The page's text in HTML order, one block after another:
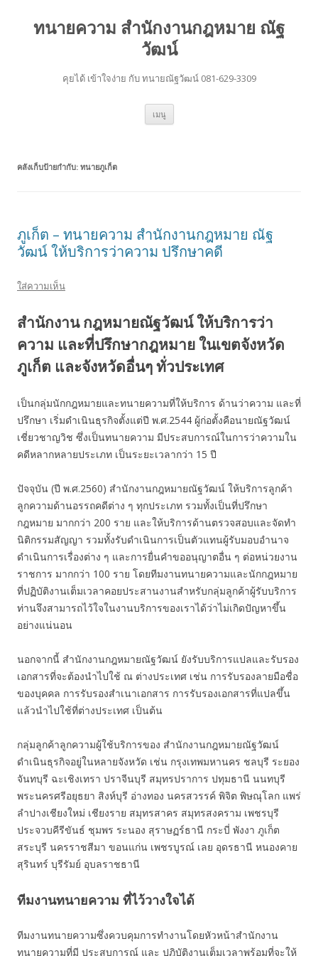
ทนายความ สำนักงานกฎหมาย ณัฐ
วัฒน์
คุยได้ เข้าใจง่าย กับ ทนายณัฐวัฒน์ 081-629-3309
เมนู ข้าม
ยัง
คลังเก็บป้ายกำกับ: ทนายภูเก็ต
ภูเก็ต – ทนายความ สำนักงานกฎหมาย ณัฐ
วัฒน์ ให้บริการว่าความ ปรึกษาคดี
ใส่ความเห็น
สำนักงาน กฎหมายณัฐวัฒน์ ให้บริการว่า
ความ และที่ปรึกษากฎหมาย ในเขตจังหวัด
ภูเก็ต และจังหวัดอื่นๆ ทั่วประเทศ
เป็นกลุ่มนักกฎหมายและทนายความที่ให้บริการ ด้านว่าความ และที่
ปรึกษา เริ่มดำเนินธุรกิจตั้งแต่ปี พ.ศ.2544 ผู้ก่อตั้งคือนายณัฐวัฒน์
เชี่ยวชาญวิช ซึ่งเป็นทนายความ มีประสบการณ์ในการว่าความใน
คดีหลากหลายประเภท เป็นระยะเวลากว่า 15 ปี
ปัจจุบัน (ปี พ.ศ.2560) สำนักงานกฎหมายณัฐวัฒน์ ให้บริการลูกค้า
ลูกความด้านอรรถคดีต่าง ๆ ทุกประเภท รวมทั้งเป็นที่ปรึกษา
กฎหมาย มากกว่า 200 ราย และให้บริการด้านตรวจสอบและจัดทำ
นิติกรรมสัญญา รวมทั้งรับดำเนินการเป็นตัวแทนผู้รับมอบอำนาจ
ดำเนินการเรื่องต่าง ๆ และการยื่นคำขออนุญาตอื่น ๆ ต่อหน่วยงาน
ราชการ มากกว่า 100 ราย โดยทีมงานทนายความและนักกฎหมาย
ที่ปฏิบัติงานเต็มเวลาคอยประสานงานสำหรับกลุ่มลูกค้าผู้รับบริการ
ท่านจึงสามารถไว้ใจในงานบริการของเราได้ว่าไม่เกิดปัญหาขึ้น
อย่างแน่นอน
นอกจากนี้ สำนักงานกฎหมายณัฐวัฒน์ ยังรับบริการแปลและรับรอง
เอกสารที่จะต้องนำไปใช้ ณ ต่างประเทศ เช่น การรับรองลายมือชื่อ
ของบุคคล การรับรองสำเนาเอกสาร การรับรองเอกสารที่แปลขึ้น
แล้วนำไปใช้ที่ต่างประเทศ เป็นต้น
กลุ่มลูกค้าลูกความผู้ใช้บริการของ สำนักงานกฎหมายณัฐวัฒน์
ดำเนินธุรกิจอยู่ในหลายจังหวัด เช่น กรุงเทพมหานคร ชลบุรี ระยอง
จันทบุรี ฉะเชิงเทรา ปราจีนบุรี สมุทรปราการ ปทุมธานี นนทบุรี
พระนครศรีอยุธยา สิงห์บุรี อ่างทอง นครสวรรค์ พิจิต พิษณุโลก แพร่
ลำปางเชียงใหม่ เชียงราย สมุทรสาคร สมุทรสงคราม เพชรบุรี
ประจวบคีรีขันธ์ ชุมพร ระนอง สุราษฏร์ธานี กระบี่ พังงา ภูเก็ต
สระบุรี นครราชสีมา ขอนแก่น เพชรบูรณ์ เลย อุดรธานี หนองคาย
สุรินทร์ บุรีรัมย์ อุบลราชธานี
ทีมงานทนายความ ที่ไว้วางใจได้
ทีมงานทนายความซึ่งควบคุมการทำงานโดยหัวหน้าสำนักงาน
ทนายความที่มี ประสบการณ์ และ ปฎิบัติงานเต็มเวลาพร้อมที่จะให้